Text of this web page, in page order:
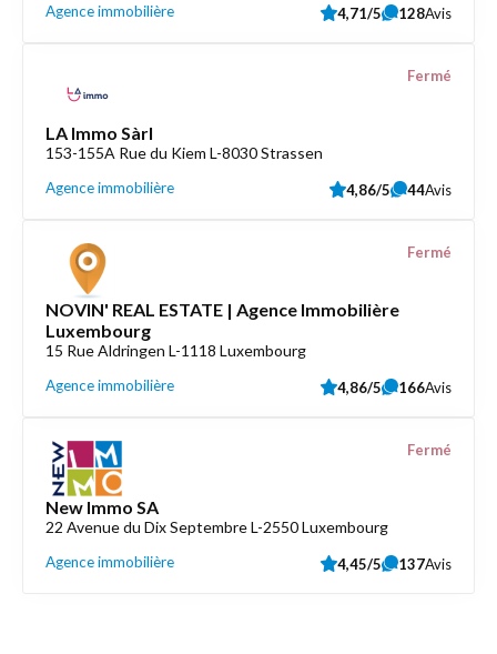
Agence immobilière 4,71/5 128Avis
LA Immo Sàrl
153-155A Rue du Kiem L-8030 Strassen
Agence immobilière
Fermé
4,86/5 44Avis
NOVIN' REAL ESTATE | Agence Immobilière
Luxembourg
15 Rue Aldringen L-1118 Luxembourg
Agence immobilière
Fermé
4,86/5 166Avis
New Immo SA
22 Avenue du Dix Septembre L-2550 Luxembourg
Agence immobilière
Fermé
4,45/5 137Avis